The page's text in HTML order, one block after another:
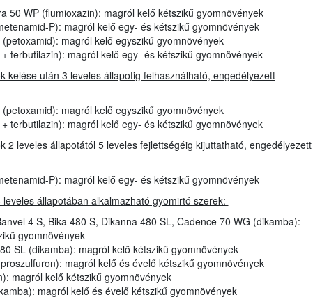
50 WP (flumioxazin): magról kelő kétszikű gyomnövények
P): magról kelő egy- és kétszikű gyomnövények
magról kelő egyszikű gyomnövények
terbutilazin): magról kelő egy- és kétszikű gyomnövények
kelése után 3 leveles állapotig felhasználható, engedélyezett
magról kelő egyszikű gyomnövények
terbutilazin): magról kelő egy- és kétszikű gyomnövények
2 leveles állapotától 5 leveles fejlettségéig kijuttatható, engedélyezett
P): magról kelő egy- és kétszikű gyomnövények
állapotában alkalmazható gyomirtó szerek:
4 S, Bika 480 S, Dikanna 480 SL, Cadence 70 WG (dikamba):
gyomnövények
SL (dikamba): magról kelő kétszikű gyomnövények
magról kelő és évelő kétszikű gyomnövények
magról kelő kétszikű gyomnövények
magról kelő és évelő kétszikű gyomnövények